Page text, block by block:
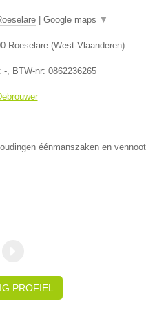
| Google maps ▼
Roeselare(West-Vlaanderen)
-, BTW-nr: 0862236265
éénmanszaken en
PROFIEL